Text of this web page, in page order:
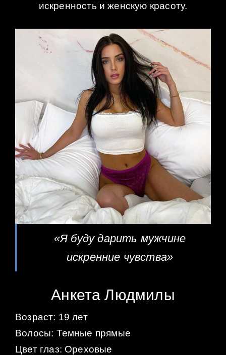
искренность и женскую красоту.
«Я буду дарить мужчине
искренние чувства»
Анкета Людмилы
Возраст: 19 лет
Волосы: Темные прямые
Цвет глаз: Ореховые